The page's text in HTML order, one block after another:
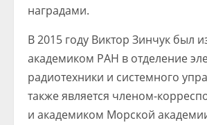
наградами.
В 2015 году Виктор Зинчук был
академиком РАН в отделение
радиотехники и системного
также является членом-
и академиком Морской